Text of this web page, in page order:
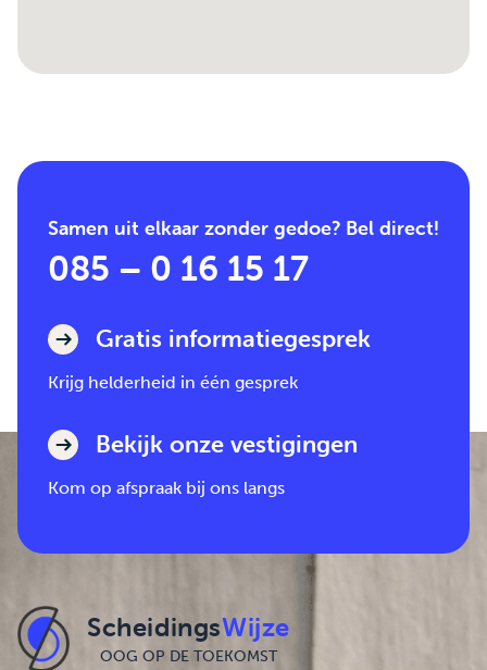
Samen uit elkaar zonder gedoe? Bel direct!
085 – 0 16 15 17
Gratis informatiegesprek
Krijg helderheid in één gesprek
Bekijk onze vestigingen
Kom op afspraak bij ons langs
ScheidingsWijze
OOG OP DE TOEKOMST